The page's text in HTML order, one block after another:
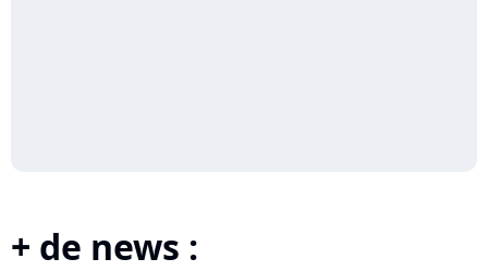
+ de news :